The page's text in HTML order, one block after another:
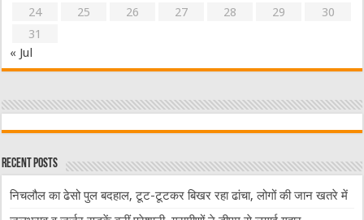
24
25 26 27 28 29
30
31
« Jul
Recent Posts
निचलौल का ढेसो पुल बदहाल, टूट-टूटकर बिखर रहा ढांचा, लोगों की जान खतरे में